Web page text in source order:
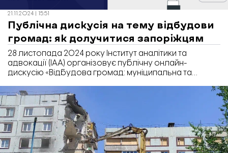
21.11.2024 | 15:51
Публічна дискусія на тему відбудови
громад: як долучитися запоріжцям
28 листопада 2024 року Інститут аналітики та
адвокації (ІАА) організовує публічну онлайн-
дискусію «Відбудова громад: муніципальна та
бажаючі, у тому числі мешканці Запоріжжя та
області.